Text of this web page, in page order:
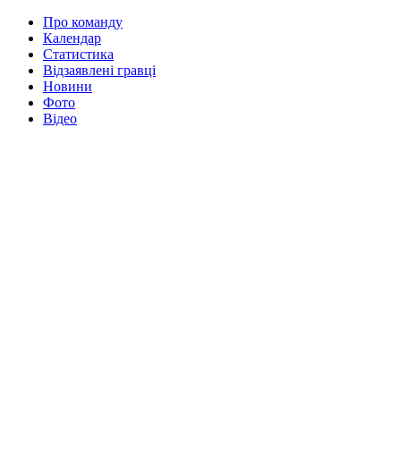
Про команду
Календар
Статистика
Відзаявлені гравці
Новини
Фото
Відео